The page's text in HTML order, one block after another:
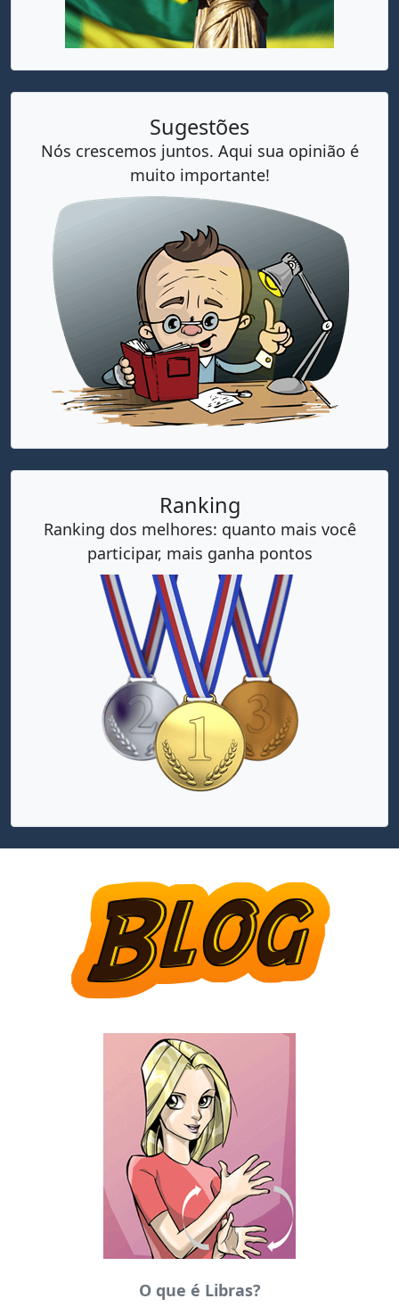
Sugestões
Nós crescemos juntos. Aqui sua opinião é
muito importante!
Ranking
Ranking dos melhores: quanto mais você
participar, mais ganha pontos
O que é Libras?